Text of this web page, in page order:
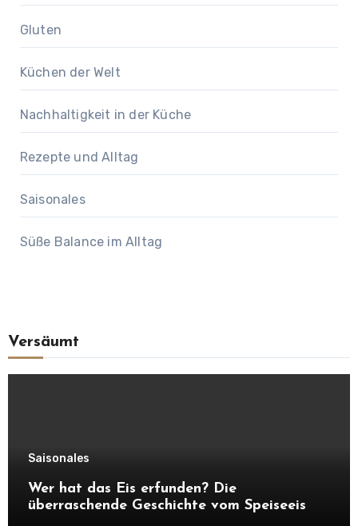
Gluten
Küchen der Welt
Nachhaltigkeit in der Küche
Rezepte und Alltag
Saisonales
Süße Balance im Alltag
Versäumt
Saisonales
Wer hat das Eis erfunden? Die
überraschende Geschichte vom Speiseeis